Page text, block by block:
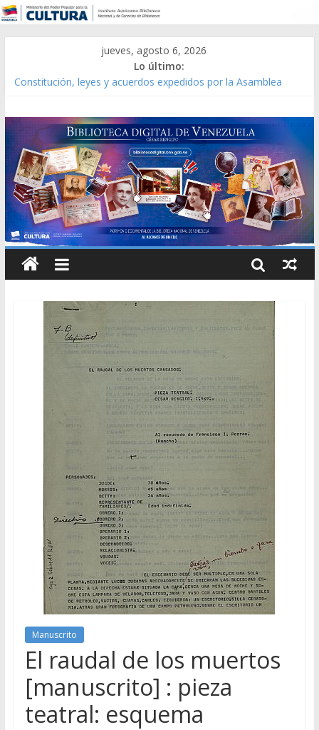
jueves, agosto 6, 2026
Lo último:
Constitución, leyes y acuerdos expedidos por la Asamblea
Modesta Bor Sánchez [material gráfico]
Gaceta Oficial de la República de Venezuela año CXXXIII Mes V,
Caracas 09 de marzo de 2006 N° 38.394
Catálogo temático de obras de Modesta Bor
Manuscrito
El raudal de los muertos
[manuscrito] : pieza
teatral: esquema